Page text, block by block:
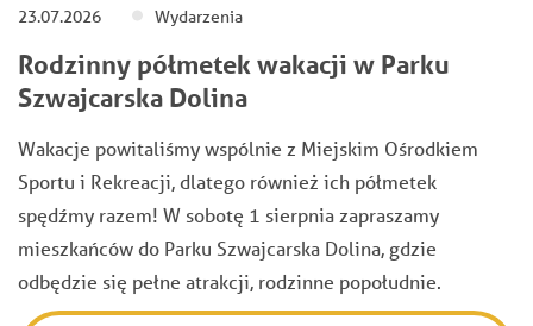
23.07.2026 Wydarzenia
Rodzinny półmetek wakacji w Parku
Szwajcarska Dolina
Wakacje powitaliśmy wspólnie z Miejskim Ośrodkiem
Sportu i Rekreacji, dlatego również ich półmetek
spędźmy razem! W sobotę 1 sierpnia zapraszamy
mieszkańców do Parku Szwajcarska Dolina, gdzie
odbędzie się pełne atrakcji, rodzinne popołudnie.